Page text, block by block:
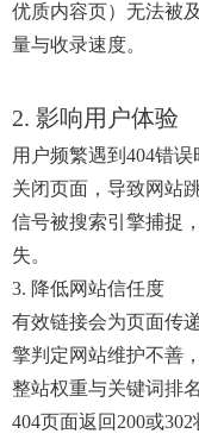
优质内容页）无法被
量与收录速度。
2. 影响用户体验
用户频繁遇到404错
关闭页面，导致网站
信号被搜索引擎捕捉
失。
3. 降低网站信任度
有效链接会为页面传
擎判定网站维护不善
整站权重与关键词排
404页面返回200或